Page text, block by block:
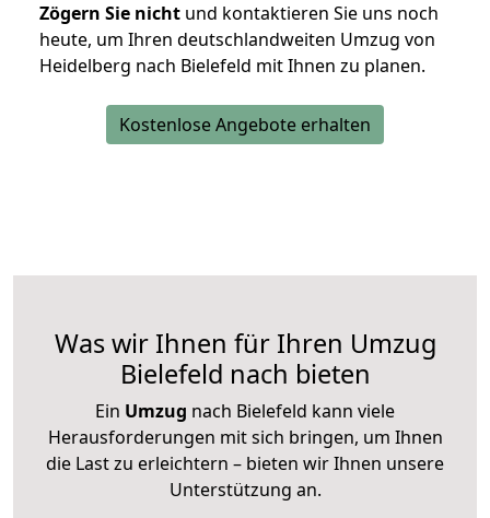
Zögern Sie nicht und kontaktieren Sie uns noch
heute, um Ihren deutschlandweiten Umzug von
Heidelberg nach Bielefeld mit Ihnen zu planen.
Kostenlose Angebote erhalten
Was wir Ihnen für Ihren Umzug
Bielefeld nach bieten
Ein Umzug nach Bielefeld kann viele
Herausforderungen mit sich bringen, um Ihnen
die Last zu erleichtern – bieten wir Ihnen unsere
Unterstützung an.